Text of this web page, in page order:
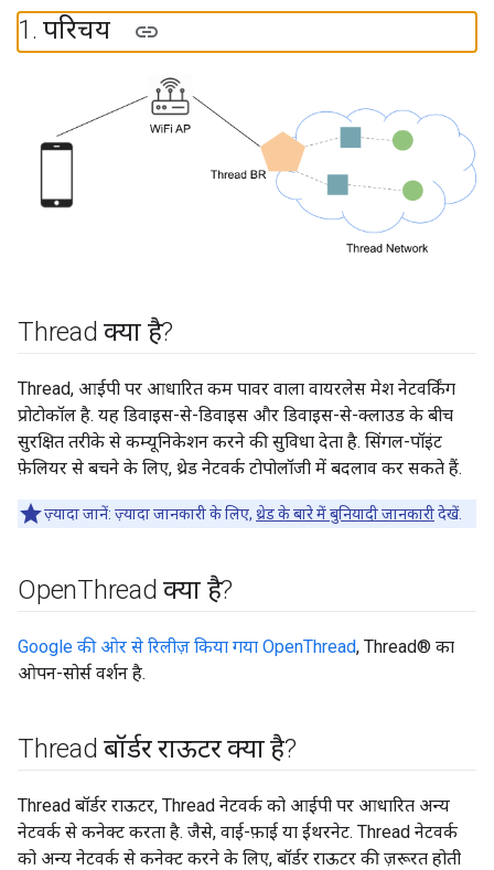
1. परिचय
Thread क्या है?
Thread, आईपी पर आधारित कम पावर वाला वायरलेस मेश नेटवर्किंग
प्रोटोकॉल है. यह डिवाइस-से-डिवाइस और डिवाइस-से-क्लाउड के बीच
सुरक्षित तरीके से कम्यूनिकेशन करने की सुविधा देता है. सिंगल-पॉइंट
फ़ेलियर से बचने के लिए, थ्रेड नेटवर्क टोपोलॉजी में बदलाव कर सकते हैं.
ज़्यादा जानें: ज़्यादा जानकारी के लिए, थ्रेड के बारे में बुनियादी जानकारीदेखें.
OpenThread क्या है?
Google की ओर से रिलीज़ किया गया OpenThread, Thread® का
ओपन-सोर्स वर्शन है.
Thread बॉर्डर राऊटर क्या है?
Thread बॉर्डर राऊटर, Thread नेटवर्क को आईपी पर आधारित अन्य
नेटवर्क से कनेक्ट करता है. जैसे, वाई-फ़ाई या ईथरनेट. Thread नेटवर्क
को अन्य नेटवर्क से कनेक्ट करने के लिए, बॉर्डर राऊटर की ज़रूरत होती